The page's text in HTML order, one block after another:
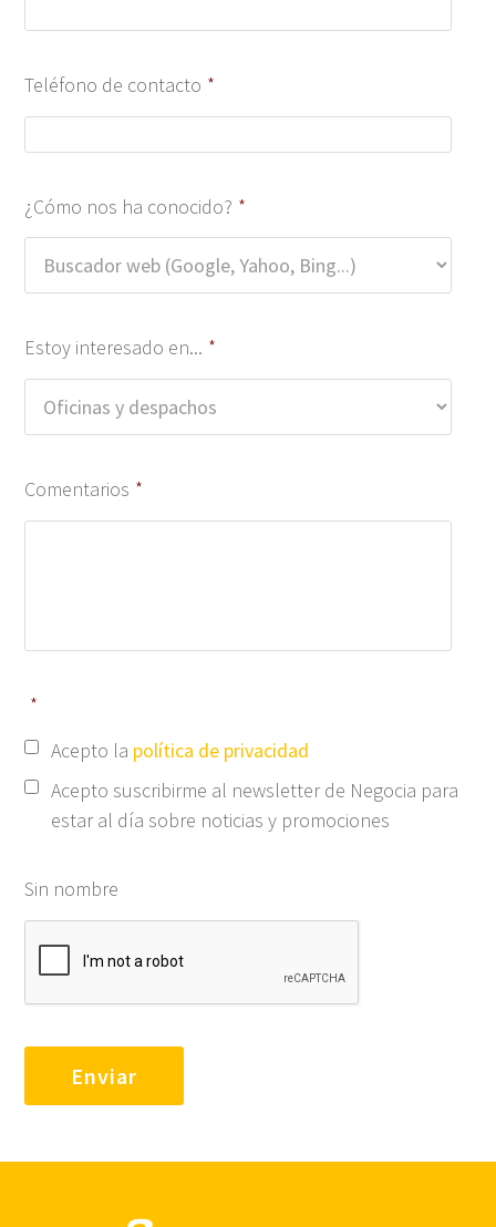
Teléfono de contacto *
¿Cómo nos ha conocido? *
Estoy interesado en... *
Comentarios *
*
Acepto la política de privacidad
Acepto suscribirme al newsletter de Negocia para
estar al día sobre noticias y promociones
Sin nombre